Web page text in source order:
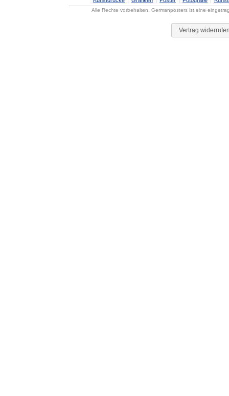
Alle Rechte vorbehalten. Germanposters ist eine
Vertrag